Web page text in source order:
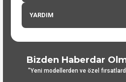
YARDIM
Bizden Haberdar
"Yeni modellerden ve özel